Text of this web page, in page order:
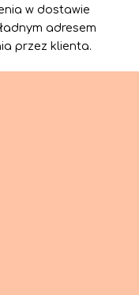
w dostawie
adresem
przez klienta.